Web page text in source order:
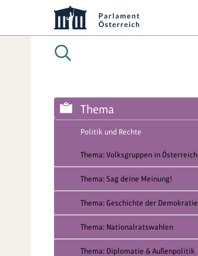
Thema
Politik und Rechte
Thema: Volksgruppen in Österreich
Thema: Sag deine Meinung!
Thema: Geschichte der Demokratie
Thema: Nationalratswahlen
Thema: Diplomatie & Außenpolitik